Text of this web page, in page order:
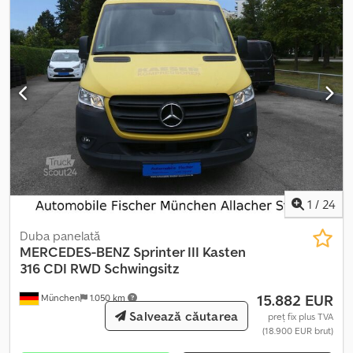
1 / 24
München 1.050 km
Duba panelată
MERCEDES-BENZ Sprinter III Kasten
316 CDI RWD Schwingsitz
15.882 EUR
preț fix plus TVA
(18.900 EUR brut)
Salvează căutarea